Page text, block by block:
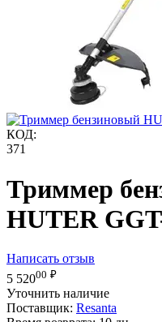
КОД:
371
Триммер
HUTER
Написать отзыв
5 52000 ₽
Уточнить наличие
Поставщик: Resanta